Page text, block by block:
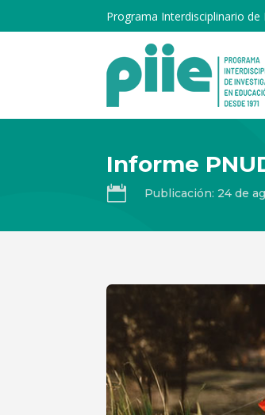
Programa Interdisciplinario de
Informe
 Publicación: 24 de